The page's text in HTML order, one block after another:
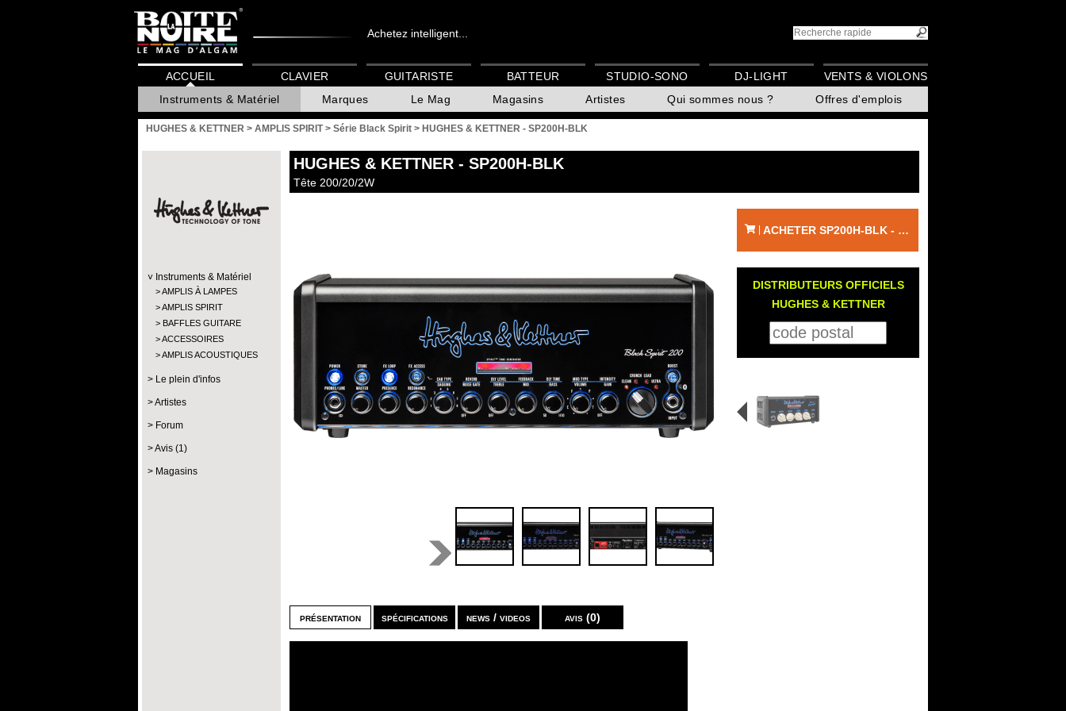
Achetez intelligent...
ACCUEIL
Instruments & Matériel
Marques Le Mag Magasins Artistes Qui sommes nous ? Offres d'emplois
CLAVIER GUITARISTE BATTEUR STUDIO-SONO DJ-LIGHT VENTS & VIOLONS
HUGHES & KETTNER > AMPLIS SPIRIT> Série Black Spirit > HUGHES & KETTNER - SP200H-BLK
Instruments & Matériel
AMPLIS À LAMPES
AMPLIS SPIRIT
BAFFLES GUITARE
ACCESSOIRES
AMPLIS ACOUSTIQUES
Le plein d'infos
Artistes
Forum
Avis (1)
Magasins
HUGHES & KETTNER - SP200H-BLK
Tête 200/20/2W
présentation spécifications news / videos avis (0)
ACHETER SP200H-BLK - HUGHES & KETTNER
DISTRIBUTEURS OFFICIELS
HUGHES & KETTNER